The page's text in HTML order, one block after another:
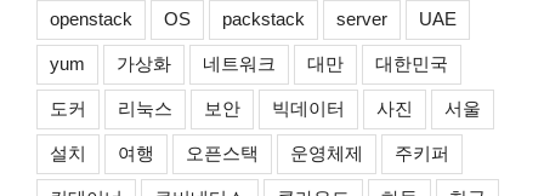
openstack OS packstack server UAE
yum 가상화 네트워크 대만 대한민국
도커 리눅스 보안 빅데이터 사진 서울
설치 여행 오픈스택 운영체제 주키퍼